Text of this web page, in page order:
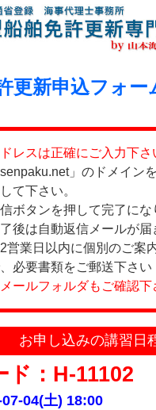
更新申込フォー
レスは正確にご入力下さ
」のドメイン
て下さい。
ボタンを押して完了にな
後は自動返信メールが届
営業日以内に個別のご案
必要書類をご郵送下さい
ールフォルダもご確認下
お申し込みの講習日
ド：H-11102
04(土) 18:00